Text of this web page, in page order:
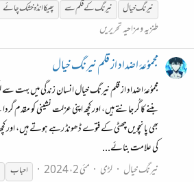
نیرنگخیال نیرنگکےقلمسے پھیکا انڈہ خشک چائے
طنزیہ و مزاحیہ تحریریں
مجموُعۂ اضداد از قلم نیرنگ خیال
مجموُعۂ اضداد از قلم نیرنگ خیال انسان زندگی میں بہت
بننے کا گُر جانتے ہیں، اور کچھ اپنی عزلت نشینی کو مقدم
بھی پانچویں چھٹی کے فتوے ڈھونڈ رہے ہوتے ہیں، اور
کی علامت بنائے...
نیرنگ خیال
لڑی مئی 2، 2024 احباب